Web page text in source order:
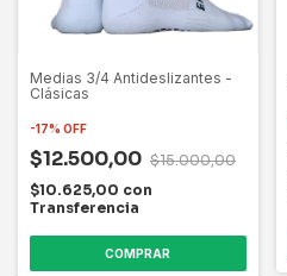
Medias 3/4 Antideslizantes -
Clásicas
-17% OFF
$12.500,00 $15.000,00
$10.625,00 con
Transferencia
COMPRAR